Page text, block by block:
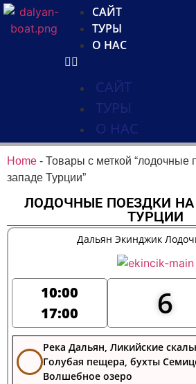
САЙТ
ТУРЫ
О НАС
САЙТ
ТУРЫ
О НАС
Home - Товары с меткой “лодочные
западе Турции”
ЛОДОЧНЫЕ ПОЕЗДКИ
ТУРЦИИ
Дальян Экинджик
10:00
17:00
6
Река Дальян, Ликийские
Голубая пещера, бухты
Волшебное озеро